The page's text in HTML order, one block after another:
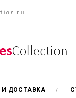
И ДОСТАВКА